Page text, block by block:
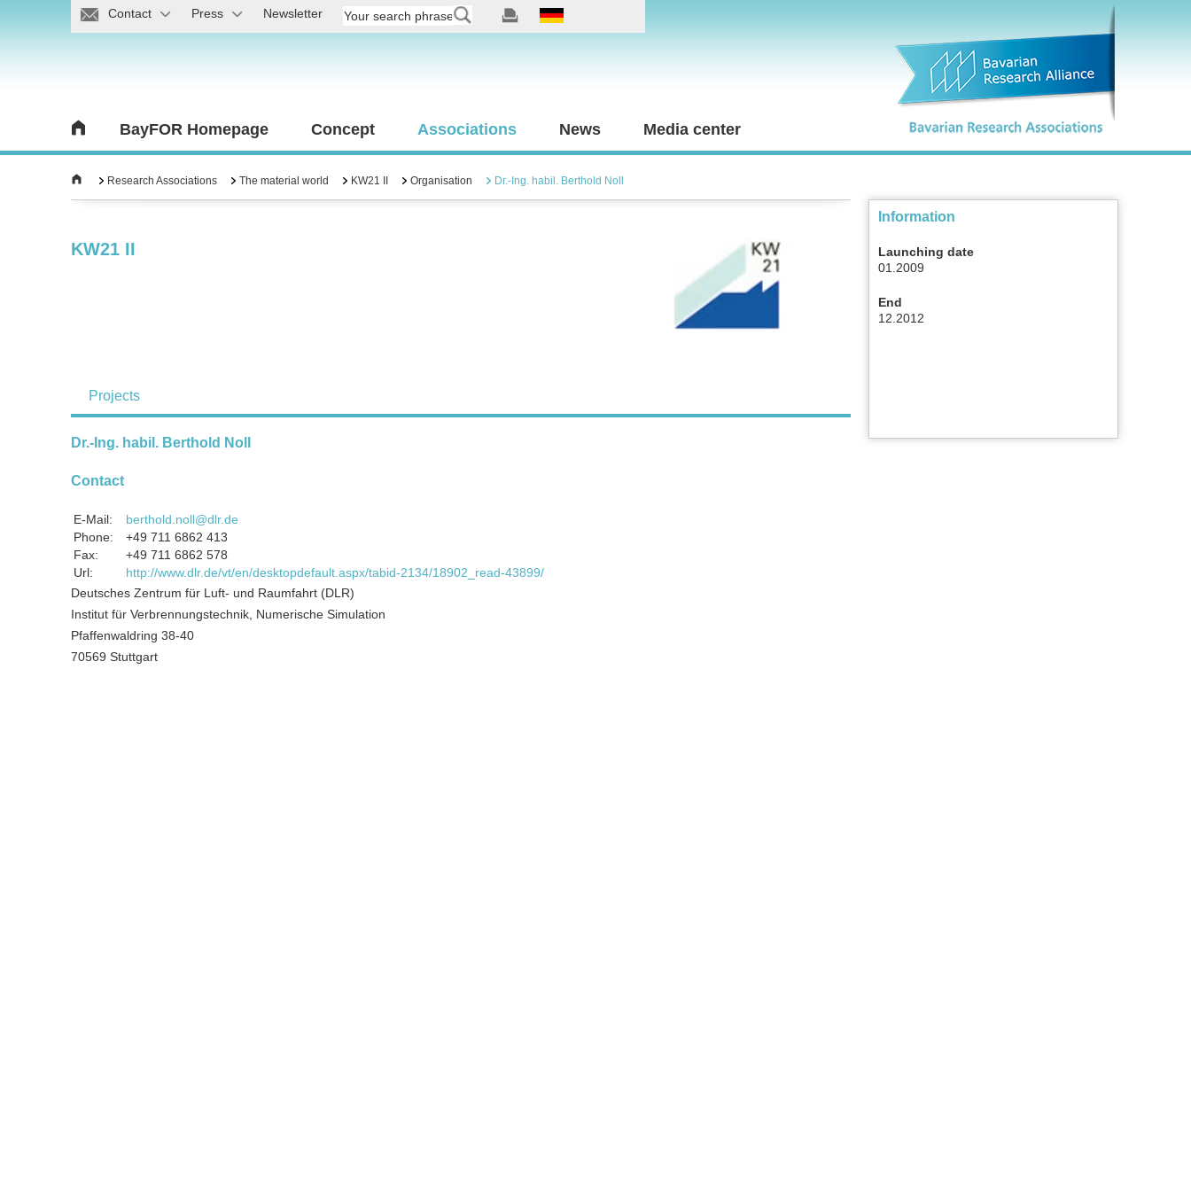
Contact Press Newsletter
BayFOR Homepage Concept Associations News Media center
Research Associations The material world KW21 II Organisation Dr.-Ing. habil. Berthold Noll
KW21 II
Projects
Dr.-Ing. habil. Berthold Noll
Contact
E-Mail:
berthold.noll@dlr.de
Phone:
+49 711 6862 413
Fax:
+49 711 6862 578
Url:
http://www.dlr.de/vt/en/desktopdefault.aspx/tabid-2134/18902_read-43899/
Deutsches Zentrum für Luft- und Raumfahrt (DLR)
Institut für Verbrennungstechnik, Numerische Simulation
Pfaffenwaldring 38-40
70569 Stuttgart
Information
Launching date
01.2009
End
12.2012